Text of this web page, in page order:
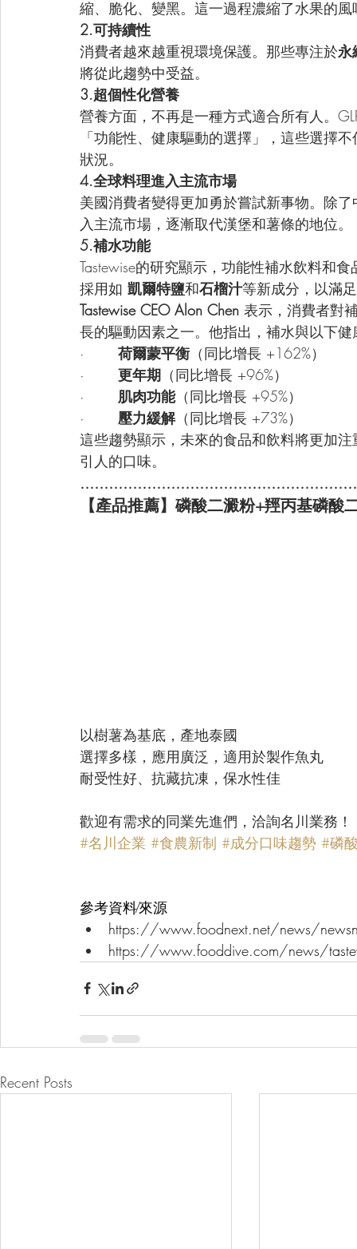
縮、脆化、變黑。這一過程濃縮了水果的
2.可持續性
消費者越來越重視環境保護。那些專注於永
將從此趨勢中受益。
3.超個性化營養
營養方面，不再是一種方式適合所有人。
「功能性、健康驅動的選擇」，這些選擇
狀況。
4.全球料理進入主流市場
美國消費者變得更加勇於嘗試新事物。除
入主流市場，逐漸取代漢堡和薯條的地位。
5.補水功能
Tastewise的研究顯示，功能性補水飲料和
採用如 凱爾特鹽和石榴汁等新成分，以滿
Tastewise CEO Alon Chen 表示，消費者對
長的驅動因素之一。他指出，補水與以下
· 荷爾蒙平衡 （同比增長 +162%）
· 更年期 （同比增長 +96%）
· 肌肉功能（同比增長 +95%）
· 壓力緩解（同比增長 +73%）
這些趨勢顯示，未來的食品和飲料將更加
引人的口味。
【產品推薦】磷酸二澱粉+羥丙基磷酸
以樹薯為基底，產地泰國
選擇多樣，應用廣泛，適用於製作魚丸
耐受性好、抗藏抗凍，保水性佳
歡迎有需求的同業先進們，洽詢名川業務！
#名川企業 #食農新制 #成分口味趨勢 #磷
參考資料∕來源
https://www.foodnext.net/news/
https://www.fooddive.com/news/
Recent Posts